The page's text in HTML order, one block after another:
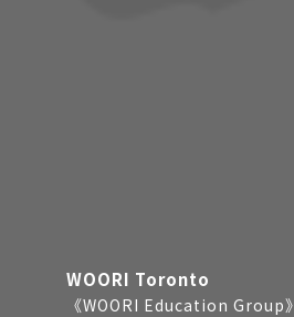
WOORI Toronto
《WOORI Education Group》